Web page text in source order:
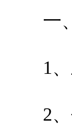
一、
1、
2、平